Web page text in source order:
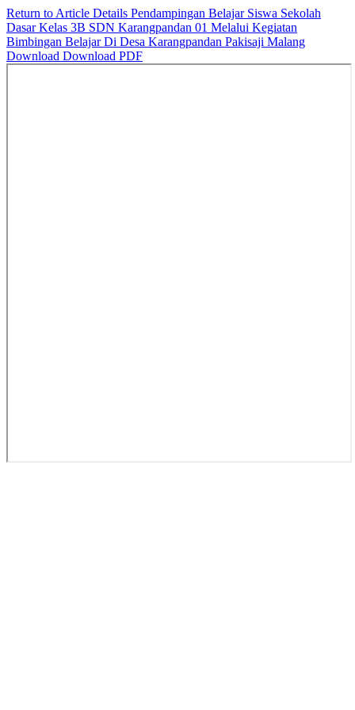
Return to Article Details Pendampingan Belajar Siswa Sekolah
Dasar Kelas 3B SDN Karangpandan 01 Melalui Kegiatan
Bimbingan Belajar Di Desa Karangpandan Pakisaji Malang
Download Download PDF